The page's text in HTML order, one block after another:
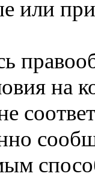
или
на